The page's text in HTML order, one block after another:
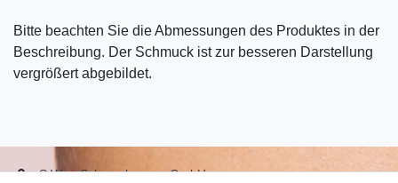
Bitte beachten Sie die Abmessungen des Produktes in der
Beschreibung. Der Schmuck ist zur besseren Darstellung
vergrößert abgebildet.
S.W.w. Schmuckwaren GmbH